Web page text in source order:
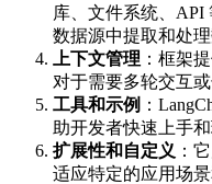
库、文件系统、API
数据源中提取和处
上下文管理 ：框架
对于需要多轮交互
工具和示例 ：
助开发者快速上手
扩展性和自定义 ：
适应特定的应用场景